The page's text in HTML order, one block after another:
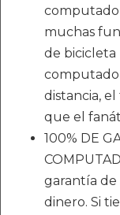
muchas
de bicicleta
distancia,
que el
100% DE
garantía de
dinero. Si